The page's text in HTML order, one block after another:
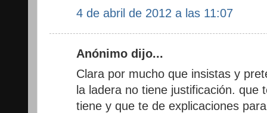
4 de abril de 2012 a las 11:07
Anónimo dijo...
Clara por mucho que insistas y
la ladera no tiene justificación. que
tiene y que te de explicaciones